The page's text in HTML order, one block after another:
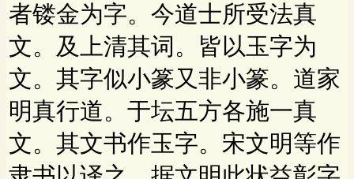
者镂金为字。今道士所受法真
文。及上清其词。皆以玉字为
文。其字似小篆又非小篆。道家
明真行道。于坛五方各施一真
文。其文书作玉字。宋文明等作